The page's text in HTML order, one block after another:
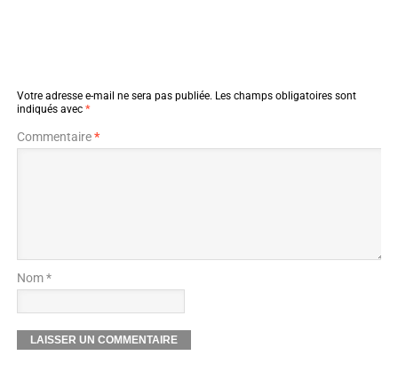
Votre adresse e-mail ne sera pas publiée. Les champs obligatoires sont
indiqués avec *
Commentaire*
Nom *